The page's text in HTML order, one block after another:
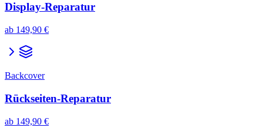
Display-Reparatur
ab 149,90 €
Backcover
Rückseiten-Reparatur
ab 149,90 €